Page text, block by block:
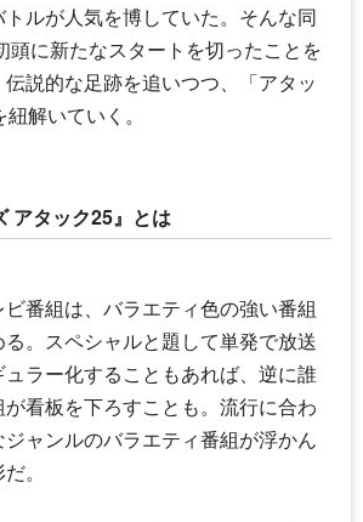
ルが人気を博していた。そんな同
頭に新たなスタートを切ったことを
説的な足跡を追いつつ、「アタッ
解いていく。
アタック25』とは
番組は、バラエティ色の強い番組
。スペシャルと題して単発で放送
ラー化することもあれば、逆に誰
看板を下ろすことも。流行に合わ
ャンルのバラエティ番組が浮かん
。